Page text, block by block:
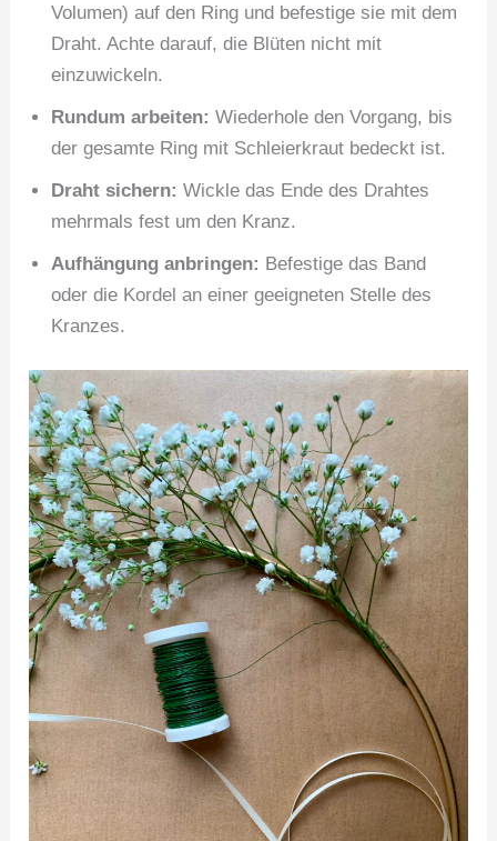
Volumen) auf den Ring und befestige sie mit dem
Draht. Achte darauf, die Blüten nicht mit
einzuwickeln.
Rundum arbeiten: Wiederhole den Vorgang, bis
der gesamte Ring mit Schleierkraut bedeckt ist.
Draht sichern: Wickle das Ende des Drahtes
mehrmals fest um den Kranz.
Aufhängung anbringen: Befestige das Band
oder die Kordel an einer geeigneten Stelle des
Kranzes.